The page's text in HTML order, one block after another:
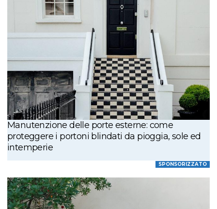
Manutenzione delle porte esterne: come
proteggere i portoni blindati da pioggia, sole ed
intemperie
SPONSORIZZATO